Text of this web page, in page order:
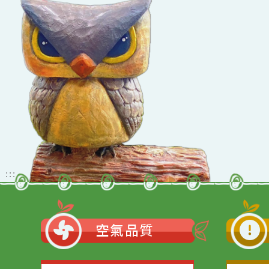
佈景版本：
適用瀏覽器：
Xoops版本：
Xoops網站設計 ：
Xoops網站設計